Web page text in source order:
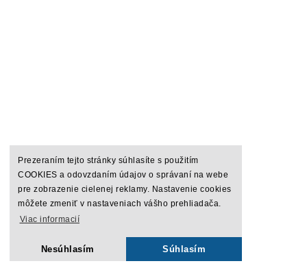
Prezeraním tejto stránky súhlasíte s použitím
COOKIES a odovzdaním údajov o správaní na webe
pre zobrazenie cielenej reklamy. Nastavenie cookies
môžete zmeniť v nastaveniach vášho prehliadača.
Viac informacií
Nesúhlasím Súhlasím